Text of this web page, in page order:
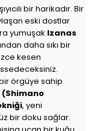
bir harikadır. Bir
eski dostlar
yumuşak Izanas
daha sıkı bir
kesen
örgüye sahip
(Shimano
, yeni
bir doku sağlar.